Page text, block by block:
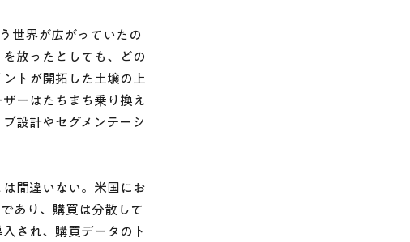
世界が広がっていたの
放ったとしても、どの
トが開拓した土壌の上
ーはたちまち乗り換え
設計やセグメンテーシ
間違いない。米国にお
あり、購買は分散して
され、購買データのト